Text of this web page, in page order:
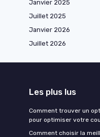
Janvier 2025
Juillet 2025
Janvier 2026
Juillet 2026
Les plus lus
Comment trouver un
pour optimiser votre
Comment choisir la